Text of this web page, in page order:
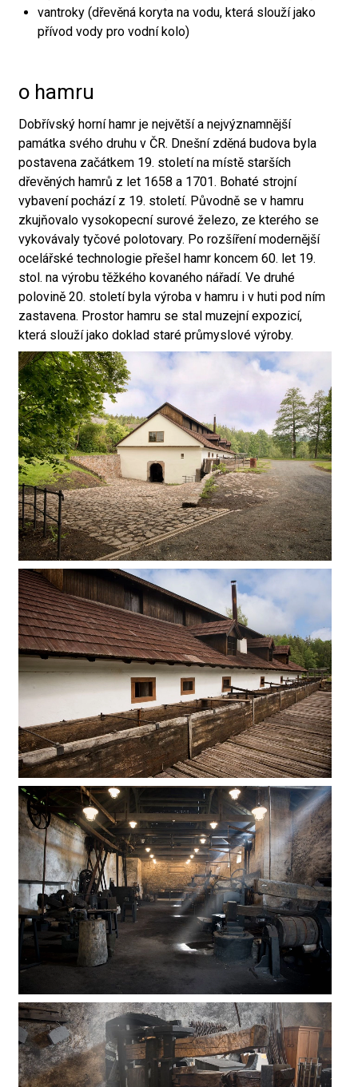
vantroky (dřevěná koryta na vodu, která slouží jako
přívod vody pro vodní kolo)
o hamru
Dobřívský horní hamr je největší a nejvýznamnější
památka svého druhu v ČR. Dnešní zděná budova byla
postavena začátkem 19. století na místě starších
dřevěných hamrů z let 1658 a 1701. Bohaté strojní
vybavení pochází z 19. století. Původně se v hamru
zkujňovalo vysokopecní surové železo, ze kterého se
vykovávaly tyčové polotovary. Po rozšíření modernější
ocelářské technologie přešel hamr koncem 60. let 19.
stol. na výrobu těžkého kovaného nářadí. Ve druhé
polovině 20. století byla výroba v hamru i v huti pod ním
zastavena. Prostor hamru se stal muzejní expozicí,
která slouží jako doklad staré průmyslové výroby.